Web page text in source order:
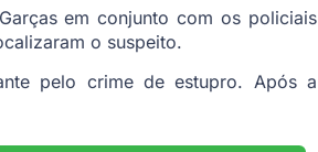
em conjunto com os policiais
o suspeito.
pelo crime de estupro. Após a